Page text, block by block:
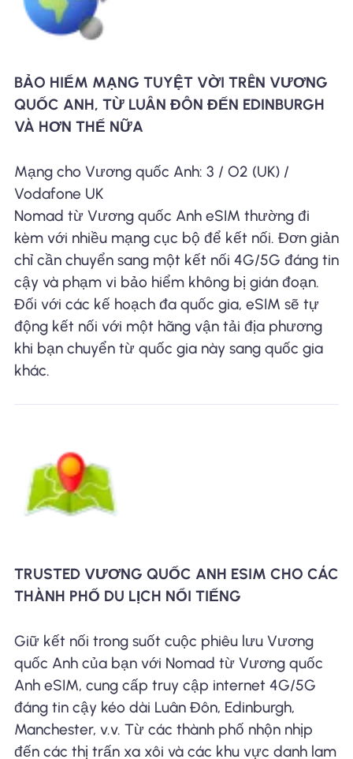
BẢO HIỂM MẠNG TUYỆT VỜI TRÊN VƯƠNG
QUỐC ANH, TỪ LUÂN ĐÔN ĐẾN EDINBURGH
VÀ HƠN THẾ NỮA
Mạng cho Vương quốc Anh: 3 / O2 (UK) /
Vodafone UK
Nomad từ Vương quốc Anh eSIM thường đi
kèm với nhiều mạng cục bộ để kết nối. Đơn giản
chỉ cần chuyển sang một kết nối 4G/5G đáng tin
cậy và phạm vi bảo hiểm không bị gián đoạn.
Đối với các kế hoạch đa quốc gia, eSIM sẽ tự
động kết nối với một hãng vận tải địa phương
khi bạn chuyển từ quốc gia này sang quốc gia
khác.
TRUSTED VƯƠNG QUỐC ANH ESIM CHO CÁC
THÀNH PHỐ DU LỊCH NỔI TIẾNG
Giữ kết nối trong suốt cuộc phiêu lưu Vương
quốc Anh của bạn với Nomad từ Vương quốc
Anh eSIM, cung cấp truy cập internet 4G/5G
đáng tin cậy kéo dài Luân Đôn, Edinburgh,
Manchester, v.v. Từ các thành phố nhộn nhịp
đến các thị trấn xa xôi và các khu vực danh lam